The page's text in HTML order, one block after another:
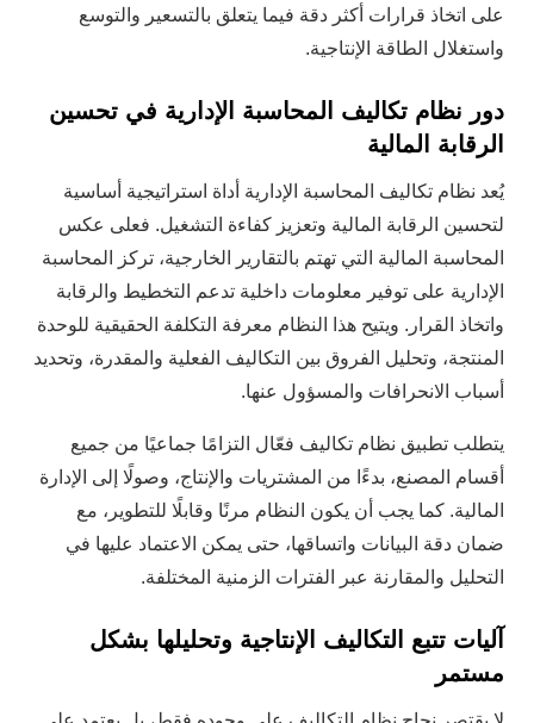
على اتخاذ قرارات أكثر دقة فيما يتعلق بالتسعير والتوسع
واستغلال الطاقة الإنتاجية.
دور نظام تكاليف المحاسبة الإدارية في تحسين
الرقابة المالية
يُعد نظام تكاليف المحاسبة الإدارية أداة استراتيجية أساسية
لتحسين الرقابة المالية وتعزيز كفاءة التشغيل. فعلى عكس
المحاسبة المالية التي تهتم بالتقارير الخارجية، تركز المحاسبة
الإدارية على توفير معلومات داخلية تدعم التخطيط والرقابة
واتخاذ القرار. ويتيح هذا النظام معرفة التكلفة الحقيقية للوحدة
المنتجة، وتحليل الفروق بين التكاليف الفعلية والمقدرة، وتحديد
أسباب الانحرافات والمسؤول عنها.
يتطلب تطبيق نظام تكاليف فعّال التزامًا جماعيًا من جميع
أقسام المصنع، بدءًا من المشتريات والإنتاج، وصولًا إلى الإدارة
المالية. كما يجب أن يكون النظام مرنًا وقابلًا للتطوير، مع
ضمان دقة البيانات واتساقها، حتى يمكن الاعتماد عليها في
التحليل والمقارنة عبر الفترات الزمنية المختلفة.
آليات تتبع التكاليف الإنتاجية وتحليلها بشكل
مستمر